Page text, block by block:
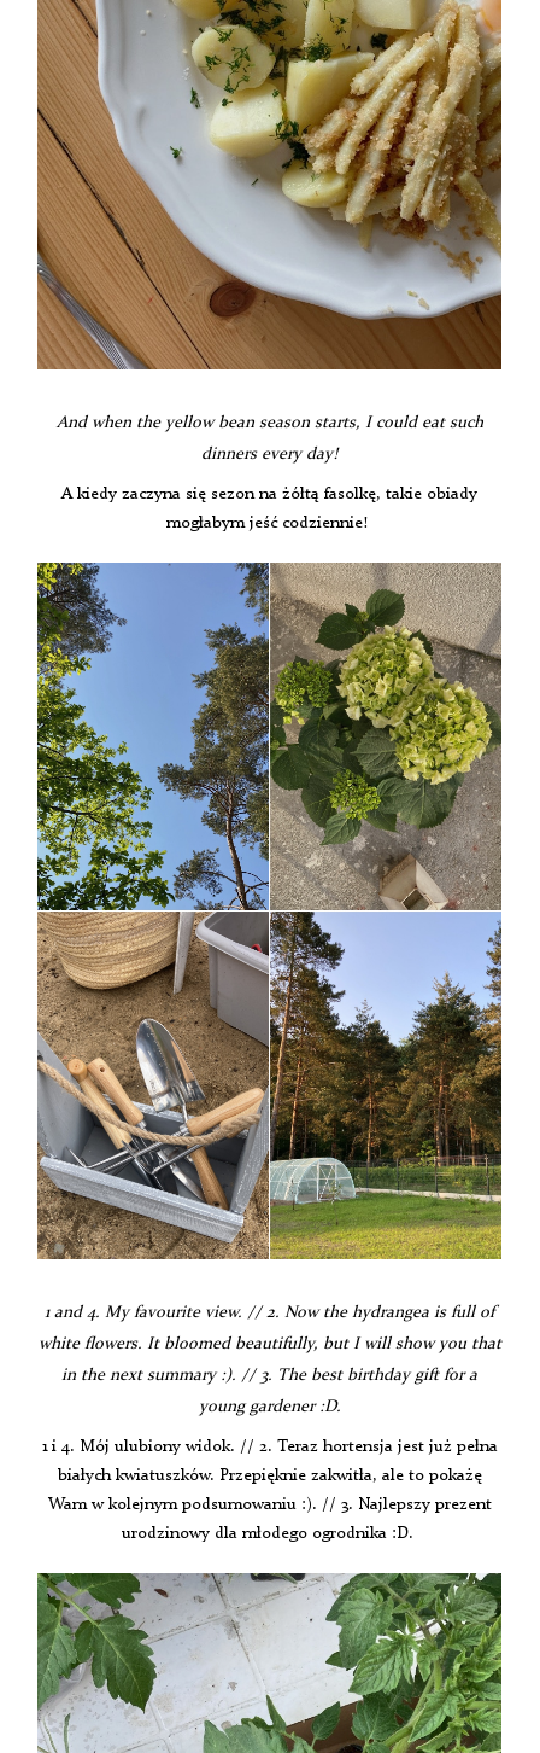
And when the yellow bean season starts, I could eat such
dinners every day!
A kiedy zaczyna się sezon na żółtą fasolkę, takie obiady
mogłabym jeść codziennie!
1 and 4. My favourite view. // 2. Now the hydrangea is full of
white flowers. It bloomed beautifully, but I will show you that
in the next summary :). // 3. The best birthday gift for a
young gardener :D.
1 i 4. Mój ulubiony widok. // 2. Teraz hortensja jest już pełna
białych kwiatuszków. Przepięknie zakwitła, ale to pokażę
Wam w kolejnym podsumowaniu :). // 3. Najlepszy prezent
urodzinowy dla młodego ogrodnika :D.